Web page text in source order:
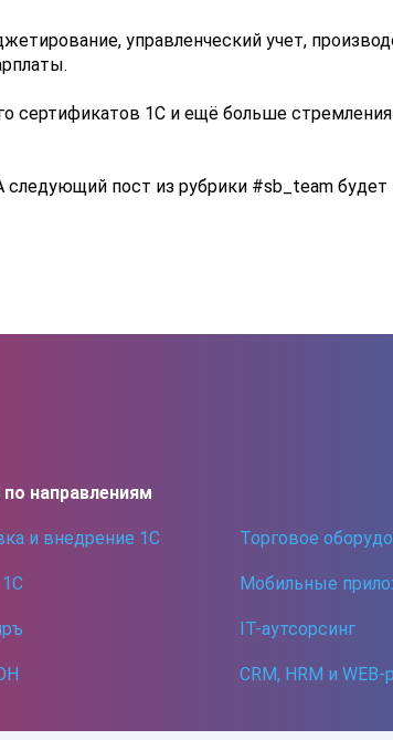
управленческий учет,
сертификатов 1С и ещё больше стремления
пост из рубрики #sb_team будет
направлениям
и внедрение 1С Торговое
Мобильные
IT-аутсорсинг
CRM, HRM и WEB-